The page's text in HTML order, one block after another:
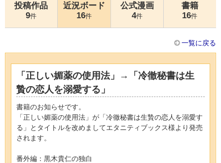
投稿作品
9件
近況ボード
16件
公式漫画
4件
書籍
16件
一覧に戻る
「正しい媚薬の使用法」→「冷徹秘書は生
贄の恋人を溺愛する」
書籍のお知らせです。
「正しい媚薬の使用法」が「冷徹秘書は生贄の恋人を溺愛す
る」とタイトルを改めましてエタニティブックス様より発売
されます。
番外編：黒木貴仁の独白